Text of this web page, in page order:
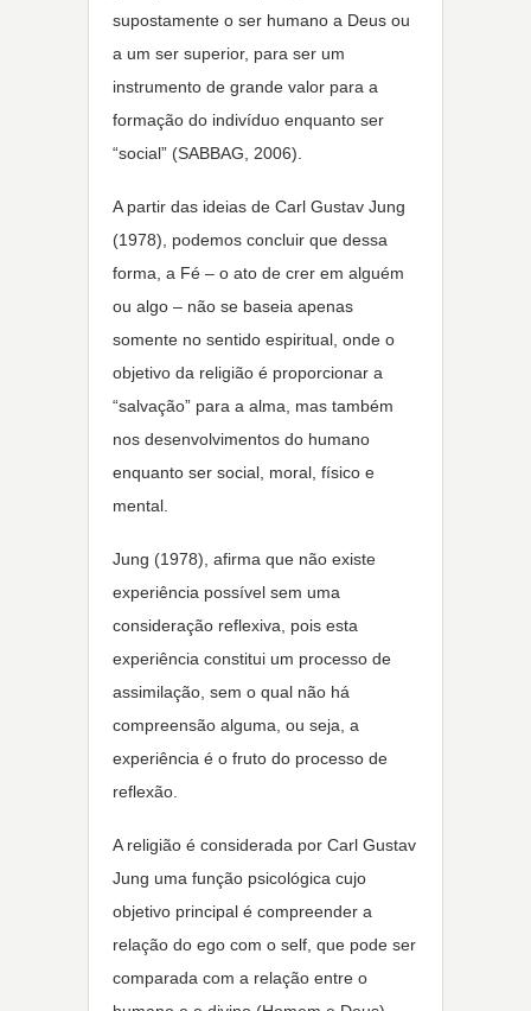
supostamente o ser humano a Deus ou
a um ser superior, para ser um
instrumento de grande valor para a
formação do indivíduo enquanto ser
“social” (SABBAG, 2006).
A partir das ideias de Carl Gustav Jung
(1978), podemos concluir que dessa
forma, a Fé – o ato de crer em alguém
ou algo – não se baseia apenas
somente no sentido espiritual, onde o
objetivo da religião é proporcionar a
“salvação” para a alma, mas também
nos desenvolvimentos do humano
enquanto ser social, moral, físico e
mental.
Jung (1978), afirma que não existe
experiência possível sem uma
consideração reflexiva, pois esta
experiência constitui um processo de
assimilação, sem o qual não há
compreensão alguma, ou seja, a
experiência é o fruto do processo de
reflexão.
A religião é considerada por Carl Gustav
Jung uma função psicológica cujo
objetivo principal é compreender a
relação do ego com o self, que pode ser
comparada com a relação entre o